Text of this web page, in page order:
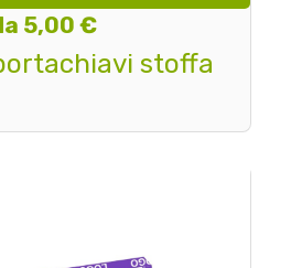
5,00 €
stoffa